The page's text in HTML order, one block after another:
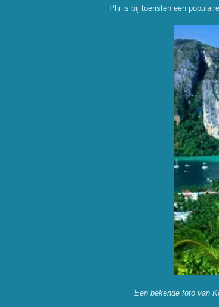
Phi is bij toeristen een
Een bekende foto van